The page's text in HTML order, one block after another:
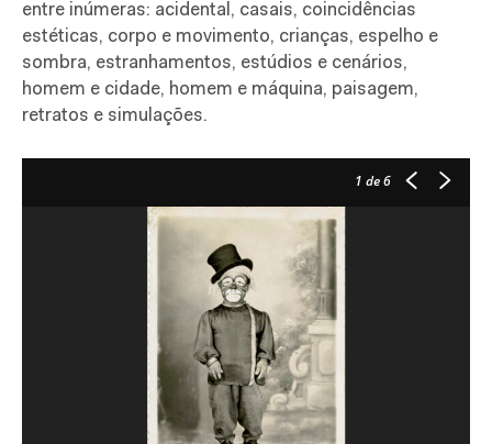
entre inúmeras: acidental, casais, coincidências
estéticas, corpo e movimento, crianças, espelho e
sombra, estranhamentos, estúdios e cenários,
homem e cidade, homem e máquina, paisagem,
retratos e simulações.
1 de 6